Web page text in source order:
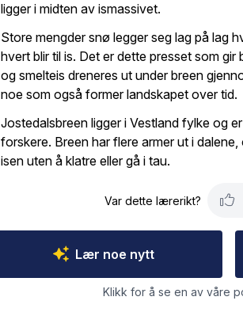
ligger i midten av ismassivet.
Store mengder snø legger seg lag på lag
hvert blir til is. Det er dette presset som
og smelteis dreneres ut under breen
noe som også former landskapet over tid.
Jostedalsbreen ligger i Vestland fylke og
forskere. Breen har flere armer ut i
isen uten å klatre eller gå i tau.
Var dette lærerikt?
Lær noe nytt
Klikk for å se en av våre